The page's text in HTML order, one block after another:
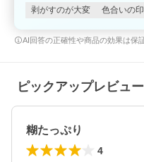
剥がすのが大変 色合いの
AI回答の正確性や商品の効果は保
ピックアップレビュー
糊たっぷり
4